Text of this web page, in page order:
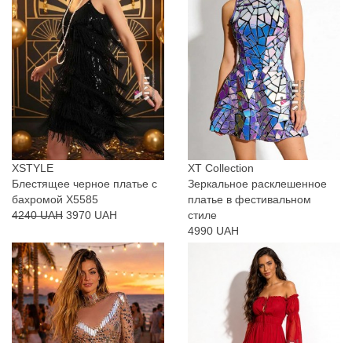
XSTYLE
Блестящее черное платье с
бахромой X5585
4240 UAH 3970 UAH
XT Collection
Зеркальное расклешенное
платье в фестивальном
стиле
4990 UAH